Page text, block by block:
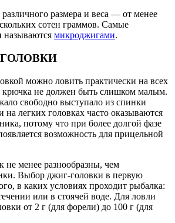
размера и веса — от менее
сотен граммов. Самые
называются микроджигами.
можно ловить практически на всех
крючка не должен быть слишком малым.
свободно выступало из спинки
легких головках часто оказываются
потому что при более долгой фазе
возможность для прицельной
менее разнообразны, чем
Выбор джиг-головки в первую
в каких условиях проходит рыбалка:
или в стоячей воде. Для ловли
от 2 г (для форели) до 100 г (для